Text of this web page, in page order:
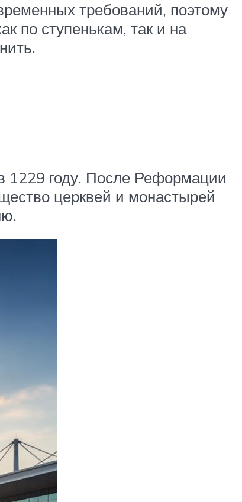
требований, поэтому
по ступенькам, так и на
1229 году. После Реформации
церквей и монастырей